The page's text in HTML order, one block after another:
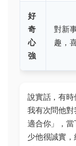
好
奇
心
強
對新
趣，
說實話，有時
我有次問他
適合你」，
少他很誠實